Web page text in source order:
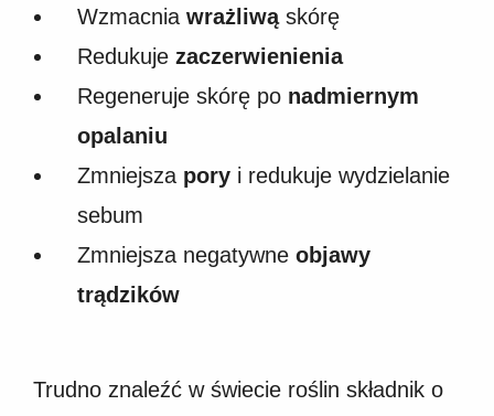
Wzmacnia wrażliwąskórę
Redukuje zaczerwienienia
Regeneruje skórę po nadmiernym
opalaniu
Zmniejsza pory i redukuje wydzielanie
sebum
Zmniejsza negatywne objawy
trądzików
Trudno znaleźć w świecie roślin składnik o